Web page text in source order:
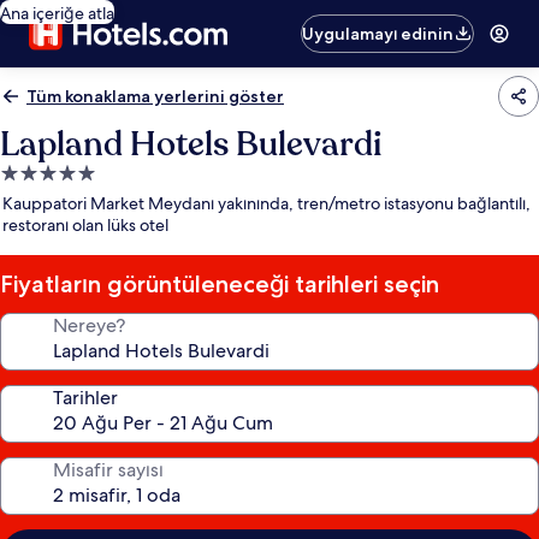
Ana içeriğe atla
Uygulamayı edinin
Tüm konaklama yerlerini göster
Lapland Hotels Bulevardi
5.0
yıldızlı
konaklama
yeri
Kauppatori Market Meydanı yakınında, tren/metro istasyonu bağlantılı,
restoranı olan lüks otel
Fiyatların görüntüleneceği tarihleri seçin
Nereye?
Tarihler
Misafir sayısı